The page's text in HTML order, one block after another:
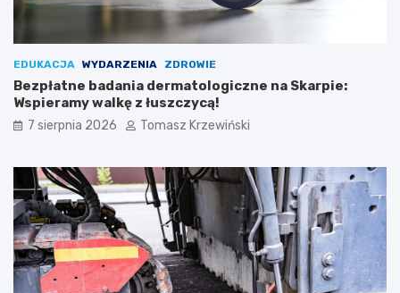
EDUKACJA WYDARZENIA ZDROWIE
Bezpłatne badania dermatologiczne na Skarpie:
Wspieramy walkę z łuszczycą!
7 sierpnia 2026 Tomasz Krzewiński